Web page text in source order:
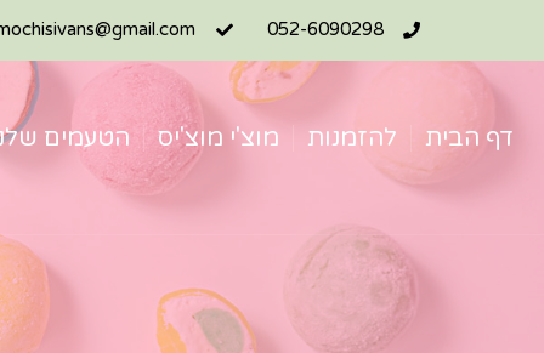
052-6090298
דף הבית להזמנות מוצ'י מוצ'יס הטעמים